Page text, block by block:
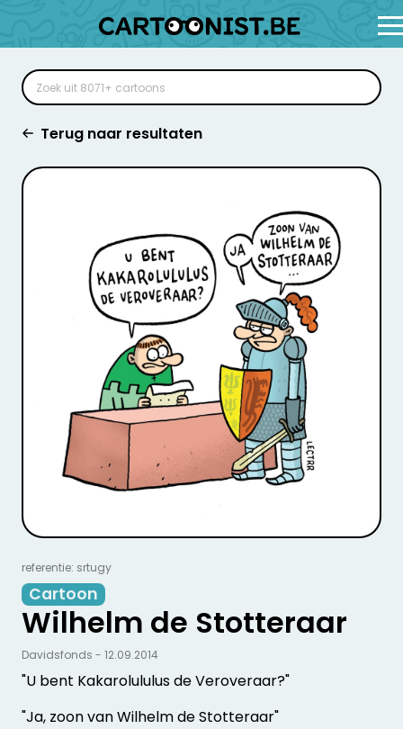
Terug naar resultaten
referentie: srtugy
Cartoon
Wilhelm de Stotteraar
"U bent Kakarolululus de Veroveraar?"
"Ja, zoon van Wilhelm de Stotteraar"
Davidsfonds - 12.09.2014